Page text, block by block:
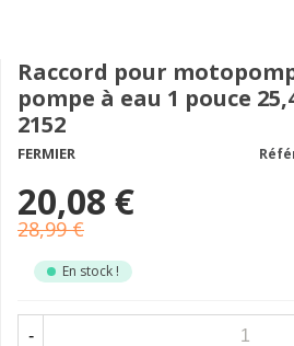
Raccord pour
pompe à eau 1 pouce
2152
FERMIER
20,08 €
28,99 €
En stock !
-